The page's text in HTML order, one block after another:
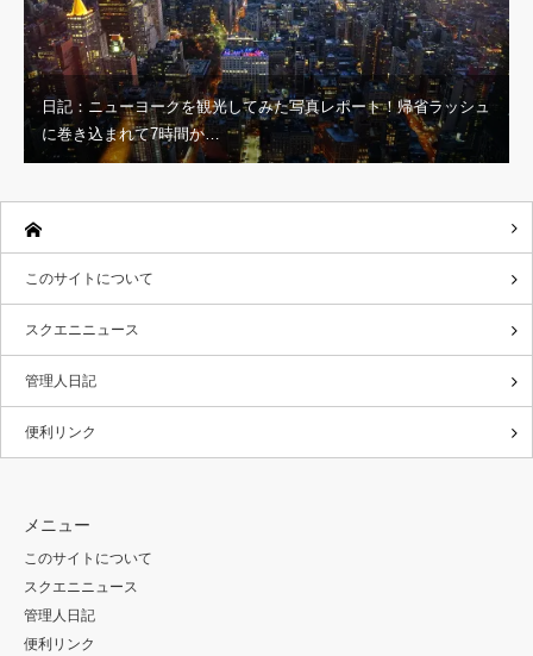
日記：ニューヨークを観光してみた写真レポート！帰省ラッシュ
に巻き込まれて7時間か…
このサイトについて
スクエニニュース
管理人日記
便利リンク
メニュー
このサイトについて
スクエニニュース
管理人日記
便利リンク